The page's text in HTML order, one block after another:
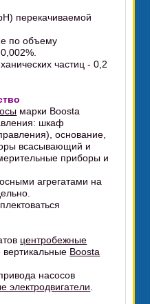
перекачиваемой
по объему
частиц - 0,2
марки Boosta
шкаф
основание,
всасывающий и
приборы и
агрегатами на
центробежные
вертикальные Boosta
насосов
электродвигатели